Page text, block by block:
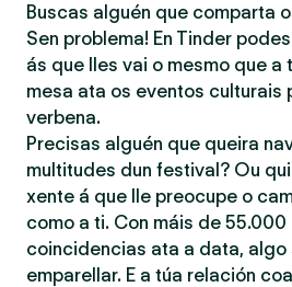
Buscas alguén que comparta
Sen problema! En Tinder
ás que lles vai o mesmo que a
mesa ata os eventos culturais
verbena.
Precisas alguén que queira
multitudes dun festival? Ou
xente á que lle preocupe o
como a ti. Con máis de 55.000
coincidencias ata a data, algo
emparellar. E a túa relación